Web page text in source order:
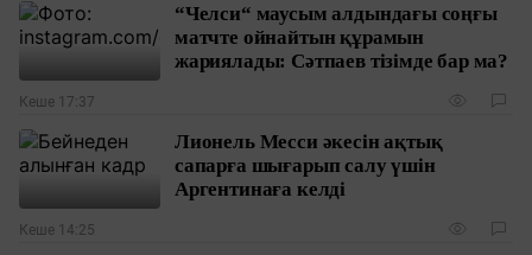
“Челси“ маусым алдындағы соңғы
матчте ойнайтын құрамын
жариялады: Сәтпаев тізімде бар ма?
Кеше 17:37
Лионель Месси әкесін ақтық
сапарға шығарып салу үшін
Аргентинаға келді
Кеше 14:25